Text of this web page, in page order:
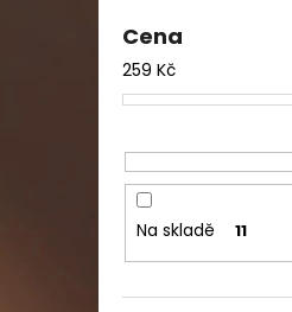
Cena
259 Kč
Na skladě 11